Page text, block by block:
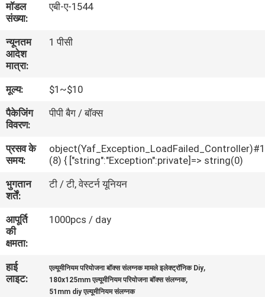
कारखाना
गुणवत्ता
नियंत्रण
संपर्क
करें
एक
उद्धरण
की
विनती
करे
मॉडल
संख्या:
एबी-ए-1544
न्यूनतम
आदेश
मात्रा:
1 पीसी
मूल्य:
$1~$10
पैकेजिंग
विवरण:
पीपी बैग / बॉक्स
प्रसव के
समय:
(8) { ["string":"Exception":private]=> string(0)
भुगतान
शर्तें:
टी / टी, वेस्टर्न यूनियन
आपूर्ति
की
क्षमता:
1000pcs / day
हाई
लाइट:
एल्यूमीनियम परियोजना बॉक्स संलग्नक मामले इलेक्ट्रॉनिक Diy,
180x125mm एल्यूमीनियम परियोजना बॉक्स संलग्नक,
51mm diy एल्यूमीनियम संलग्नक